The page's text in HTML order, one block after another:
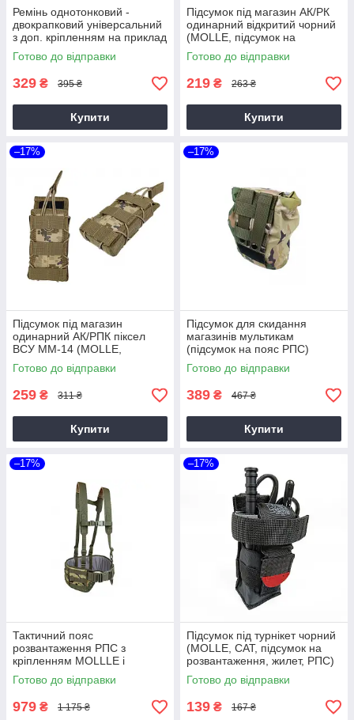
Ремінь однотонковий -
двокрапковий універсальний
з доп. кріпленням на приклад
Готово до відправки
329 ₴ 395 ₴
Купити
Підсумок під магазин АК/РК
одинарний відкритий чорний
(MOLLE, підсумок на
розвантаження, жилет, РПС)
Готово до відправки
219 ₴ 263 ₴
Купити
–17%
Підсумок під магазин
одинарний АК/РПК піксел
ВСУ ММ-14 (MOLLE,
підсумок на розвантаження,
жилет, РПС)
Готово до відправки
259 ₴ 311 ₴
Купити
–17%
Підсумок для скидання
магазинів мультикам
(підсумок на пояс РПС)
Готово до відправки
389 ₴ 467 ₴
Купити
–17%
Тактичний пояс
розвантаження РПС з
кріпленням MOLLLE і
плевними лямками мультиків
без підсумків
Готово до відправки
979 ₴ 1 175 ₴
–17%
Підсумок під турнікет чорний
(MOLLE, CAT, підсумок на
розвантаження, жилет, РПС)
Готово до відправки
139 ₴ 167 ₴